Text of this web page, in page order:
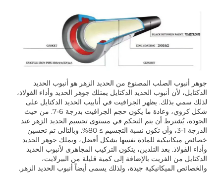
جوهر أنبوب الصلب المصنوع من الحديد الزهر هو أنبوب الحديد
الدكتايل، لأن أنبوب الحديد الدكتايل يمتلك جوهر الحديد وأداء الفولاذ،
لذلك سمي بذلك. يظهر الجرافيت في أنابيب الحديد الدكتايل على
شكل كروي، وعادة ما يكون حجم الجرافيت بدرجة 6-7. من حيث
الجودة، يُشترط أن يتم التحكم في مستوى تجسيم الحديد الزهر عند
الدرجة 1-3، وأن تكون نسبة التجسيم ≥ 80%. وبالتالي تم تحسين
خصائص ميكانيكية للمادة نفسها بشكل أفضل، ويملك جوهر الحديد
وأداء الفولاذ. بعد التلدين، يتكون التركيب المجاهرى لأنبوب الحديد
الدكتايل من الفريت بالإضافة إلى كمية قليلة من البيرلايت،
والخصائص الميكانيكية جيدة، ولذلك يسمى أيضاً أنبوب الحديد الزهر.